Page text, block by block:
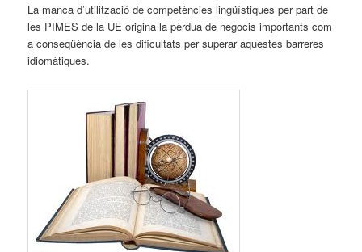
La manca d’utilització de competències lingüístiques per part de
les PIMES de la UE origina la pèrdua de negocis importants com
a conseqüència de les dificultats per superar aquestes barreres
idiomàtiques.